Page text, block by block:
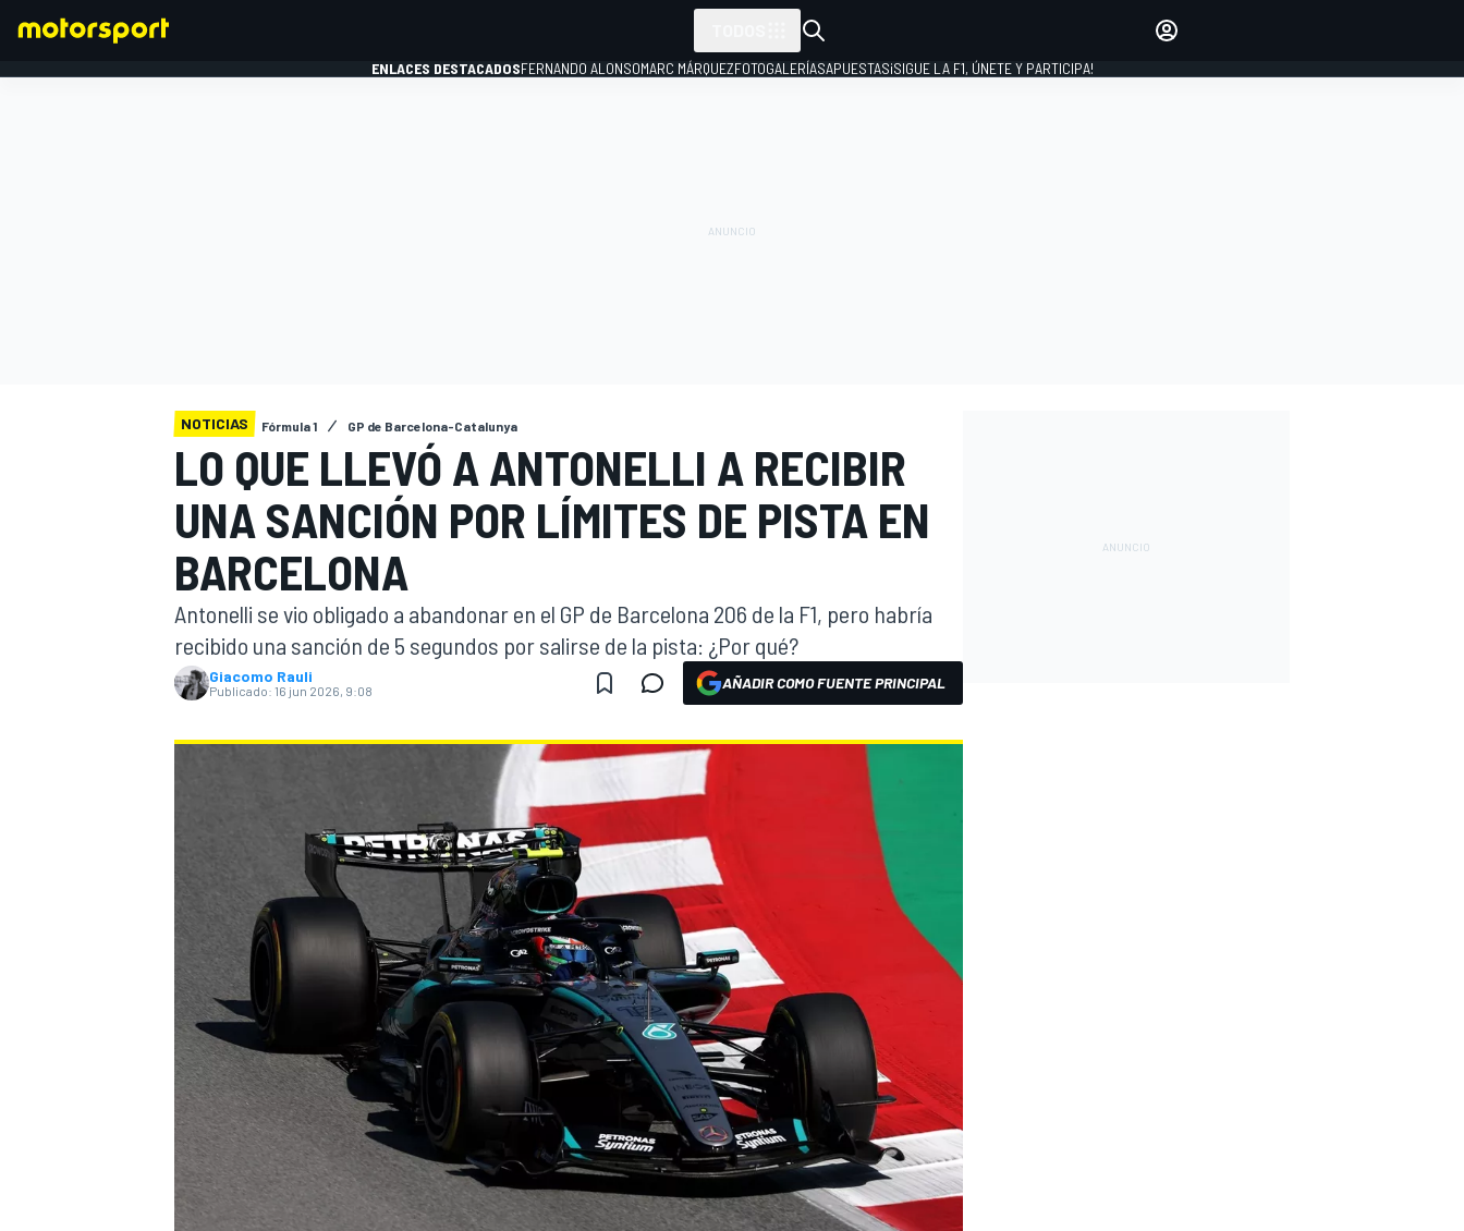
FÓRMULA E
ENLACES DESTACADOSFERNANDO ALONSOMARC MÁRQUEZFOTOGALERÍASAPUESTAS¡SIGUE LA F1, ÚNETE Y PARTICIPA!
NOTICIAS Fórmula 1 GP de Barcelona-Catalunya
LO QUE LLEVÓ A ANTONELLI A RECIBIR
UNA SANCIÓN POR LÍMITES DE PISTA EN
BARCELONA
Antonelli se vio obligado a abandonar en el GP de Barcelona 206 de la F1, pero habría
recibido una sanción de 5 segundos por salirse de la pista: ¿Por qué?
Giacomo Rauli
Publicado: 16 jun 2026, 9:08 AÑADIR COMO FUENTE PRINCIPAL